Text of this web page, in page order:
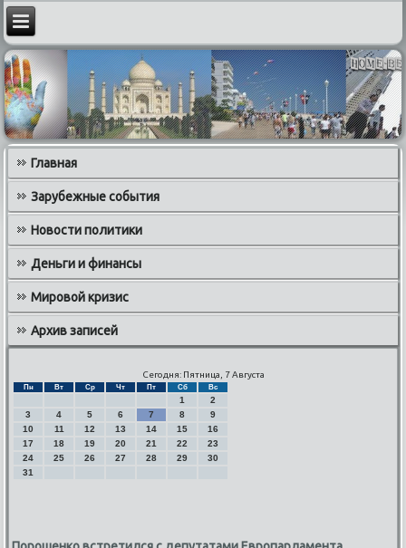
Главная
Зарубежные события
Новости политики
Деньги и финансы
Мировой кризис
Архив записей
Сегодня: Пятница, 7 Августа
Пн Вт Ср Чт Пт Сб Вс
1
2
3
4 5 6 7 8
9
10
11 12 13 14 15
16
17
18 19 20 21 22
23
24
25 26 27 28 29
30
31